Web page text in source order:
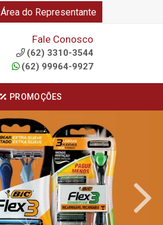
Área do Representante
Fale Conosco
(62) 3310-3544
(62) 99964-9927
PROMOÇÕES